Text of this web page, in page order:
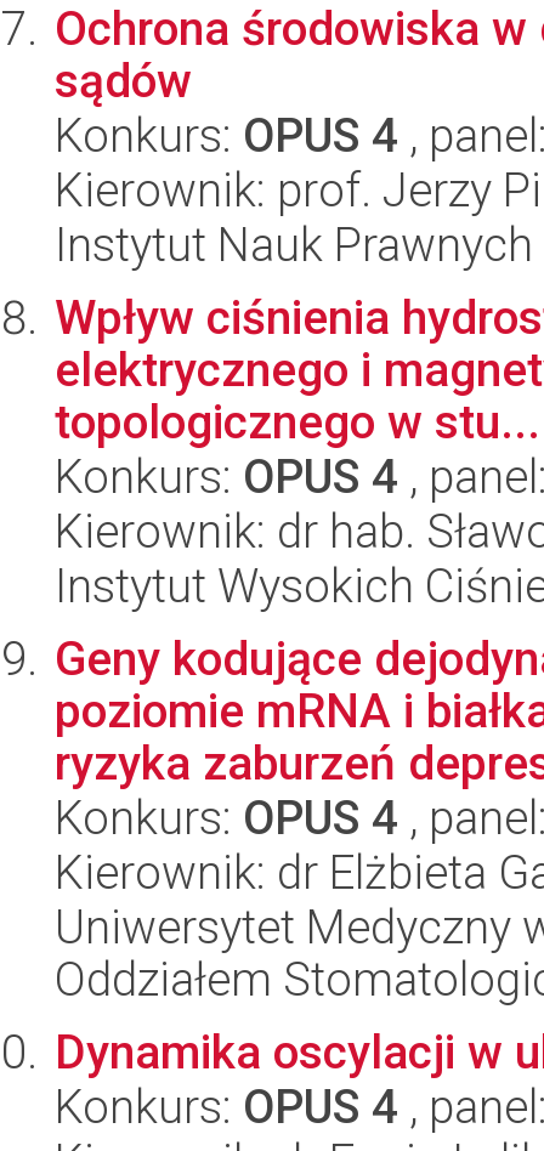
Ochrona środowiska w
sądów
Konkurs: OPUS 4 ,
Kierownik: prof. Jerzy
Instytut Nauk Prawnych
Wpływ ciśnienia
elektrycznego i
topologicznego w stu...
Konkurs: OPUS 4 ,
Kierownik: dr hab.
Instytut Wysokich
Geny kodujące
poziomie mRNA i
ryzyka zaburzeń
Konkurs: OPUS 4 ,
Kierownik: dr Elżbieta
Uniwersytet Medyczny
Oddziałem
Dynamika oscylacji w
Konkurs: OPUS 4 ,